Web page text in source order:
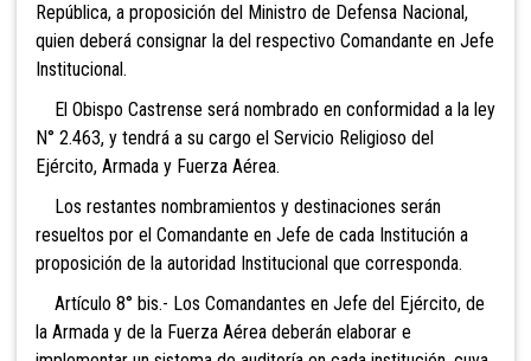
República, a proposición del Ministro de Defensa Nacional,
quien deberá consignar la del respectivo Comandante en Jefe
Institucional.
El Obispo Castrense será nombrado en conformidad a la ley
N° 2.463, y tendrá a su cargo el Servicio Religioso del
Ejército, Armada y Fuerza Aérea.
Los restantes nombramientos y destinaciones serán
resueltos por el Comandante en Jefe de cada Institución a
proposición de la autoridad Institucional que corresponda.
Artículo 8° bis.- Los Comandantes en Jefe del Ejército, de
la Armada y de la Fuerza Aérea deberán elaborar e